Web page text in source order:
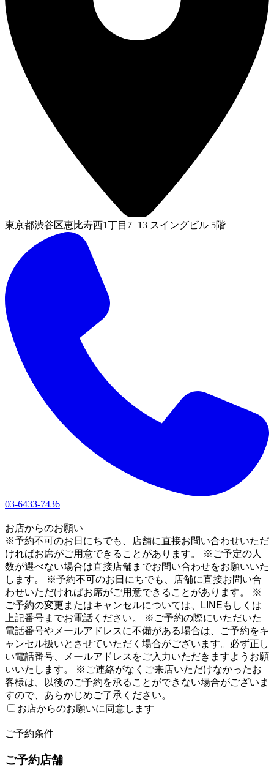
東京都渋谷区恵比寿西1丁目7−13 スイングビル 5階
03-6433-7436
お店からのお願い
※予約不可のお日にちでも、店舗に直接お問い合わせいただ
ければお席がご用意できることがあります。 ※ご予定の人
数が選べない場合は直接店舗までお問い合わせをお願いいた
します。 ※予約不可のお日にちでも、店舗に直接お問い合
わせいただければお席がご用意できることがあります。 ※
ご予約の変更またはキャンセルについては、LINEもしくは
上記番号までお電話ください。 ※ご予約の際にいただいた
電話番号やメールアドレスに不備がある場合は、ご予約をキ
ャンセル扱いとさせていただく場合がございます。必ず正し
い電話番号、メールアドレスをご入力いただきますようお願
いいたします。 ※ご連絡がなくご来店いただけなかったお
客様は、以後のご予約を承ることができない場合がございま
すので、あらかじめご了承ください。
お店からのお願いに同意します
ご予約条件
ご予約店舗